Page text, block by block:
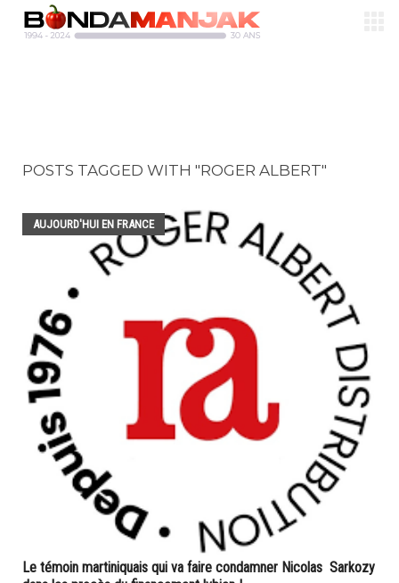
POSTS TAGGED WITH "ROGER ALBERT"
AUJOURD'HUI EN FRANCE
Le témoin martiniquais qui va faire condamner Nicolas Sarkozy